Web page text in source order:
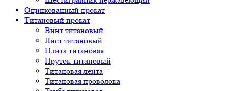
Оцинкованный прокат
Титановый прокат
Винт титановый
Лист титановый
Плита титановая
Пруток титановый
Титановая лента
Титановая проволока